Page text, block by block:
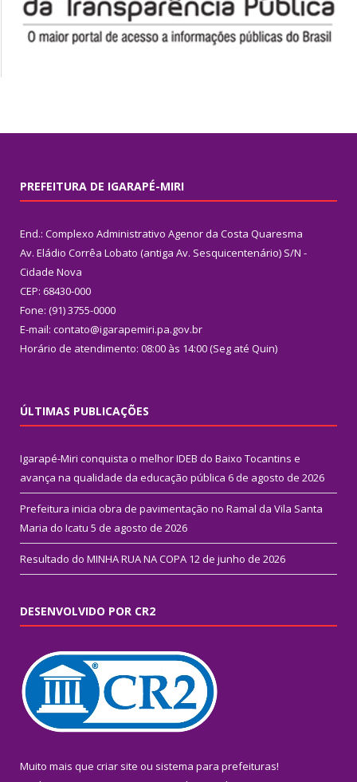
PREFEITURA DE IGARAPÉ-MIRI
End.: Complexo Administrativo Agenor da Costa Quaresma
Av. Eládio Corrêa Lobato (antiga Av. Sesquicentenário) S/N -
Cidade Nova
CEP: 68430-000
Fone: (91) 3755-0000
E-mail: contato@igarapemiri.pa.gov.br
Horário de atendimento: 08:00 às 14:00 (Seg até Quin)
ÚLTIMAS PUBLICAÇÕES
Igarapé-Miri conquista o melhor IDEB do Baixo Tocantins e
avança na qualidade da educação pública 6 de agosto de 2026
Prefeitura inicia obra de pavimentação no Ramal da Vila Santa
Maria do Icatu 5 de agosto de 2026
Resultado do MINHA RUA NA COPA 12 de junho de 2026
DESENVOLVIDO POR CR2
Muito mais que criar site ou sistema para prefeituras!